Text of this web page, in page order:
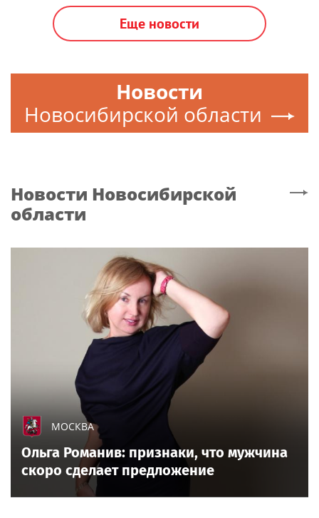
Еще новости
Новости
Новосибирской области
Новости Новосибирской
области
МОСКВА
Ольга Романив: признаки, что мужчина
скоро сделает предложение